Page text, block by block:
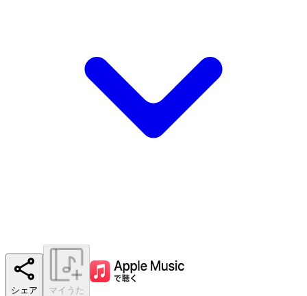
シェア マイうた